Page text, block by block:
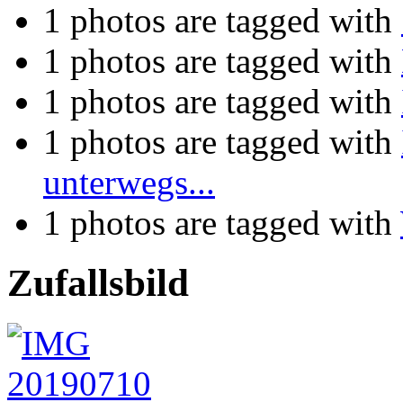
1 photos are tagged with
1 photos are tagged with
1 photos are tagged with
1 photos are tagged with
unterwegs...
1 photos are tagged with
Zufallsbild